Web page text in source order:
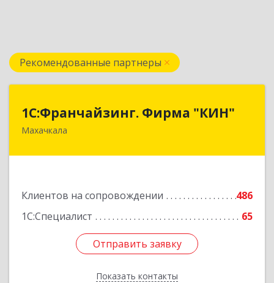
Рекомендованные партнеры
1С:Франчайзинг. Фирма "КИН"
Махачкала
Клиентов на сопровождении
486
1С:Специалист
65
Отправить заявку
Показать контакты
1С:Франчайзинг. Фирма "КИН"
367030, Дагестан Респ, Махачкала г, И.Казака
Отправить заявку
Назад